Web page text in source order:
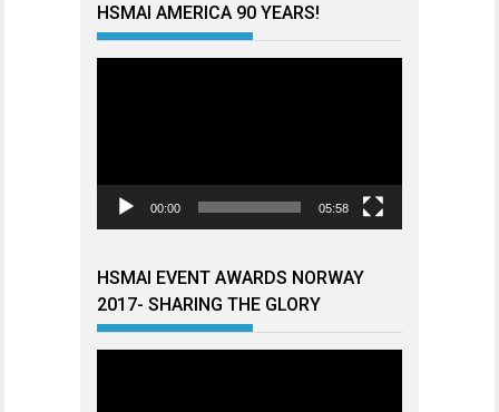
HSMAI AMERICA 90 YEARS!
00:00 05:58
HSMAI EVENT AWARDS NORWAY
2017- SHARING THE GLORY